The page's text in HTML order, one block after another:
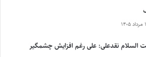
السلام نقدعلی: علی رغم افزایش چشمگیر